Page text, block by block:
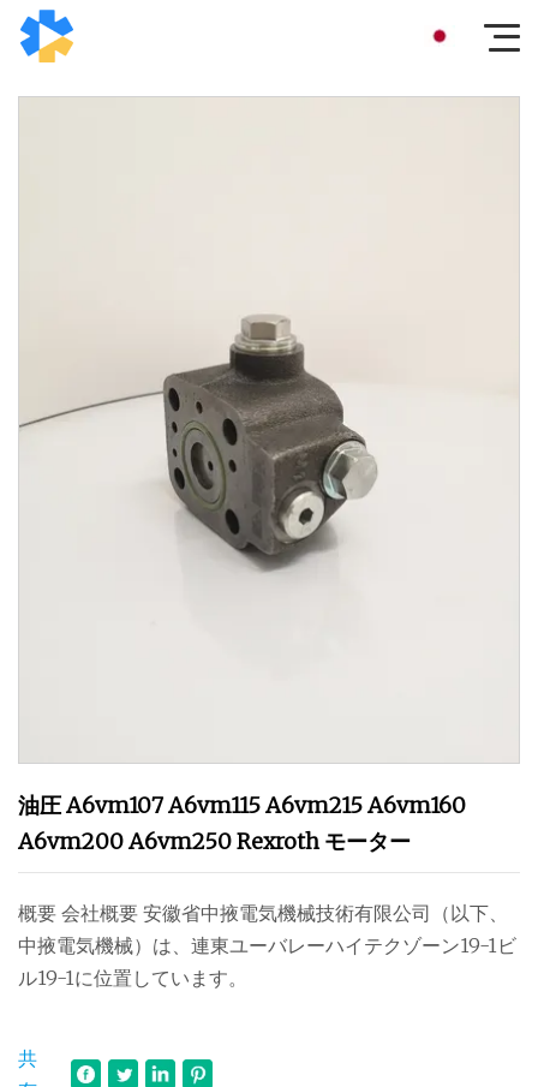
油圧 A6vm107 A6vm115 A6vm215 A6vm160
A6vm200 A6vm250 Rexroth モーター
概要 会社概要 安徽省中掖電気機械技術有限公司（以下、
中掖電気機械）は、連東ユーバレーハイテクゾーン19-1ビ
ル19-1に位置しています。
共